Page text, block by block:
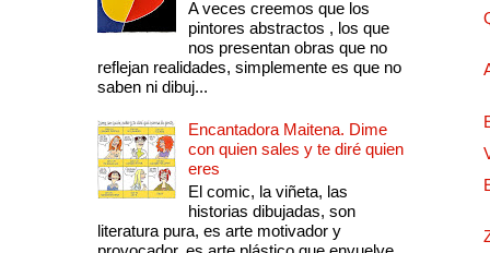
A veces creemos que los
pintores abstractos , los que
nos presentan obras que no
reflejan realidades, simplemente es que no
saben ni dibuj...
Encantadora Maitena. Dime
con quien sales y te diré quien
eres
El comic, la viñeta, las
historias dibujadas, son
literatura pura, es arte motivador y